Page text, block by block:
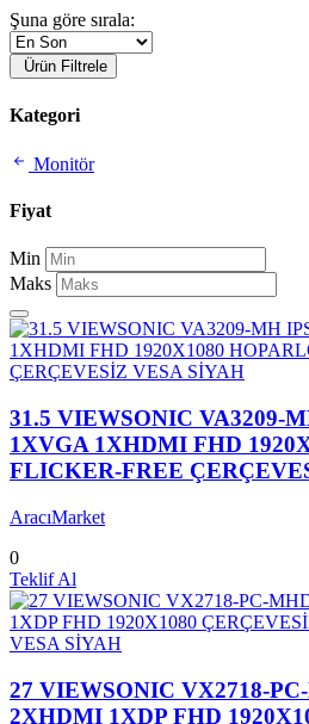
Şuna göre sırala:
Ürün Filtrele
Kategori
Monitör
Fiyat
Min
Maks
31.5 VIEWSONIC VA3209-
1XVGA 1XHDMI FHD
FLICKER-FREE
AracıMarket
0
Teklif Al
27 VIEWSONIC VX2718-
2XHDMI 1XDP FHD